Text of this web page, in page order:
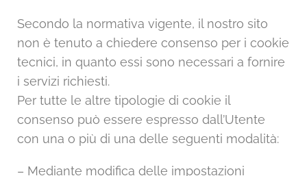
Secondo la normativa vigente, il nostro sito
non è tenuto a chiedere consenso per i cookie
tecnici, in quanto essi sono necessari a fornire
i servizi richiesti.
Per tutte le altre tipologie di cookie il
consenso può essere espresso dall’Utente
con una o più di una delle seguenti modalità:
– Mediante modifica delle impostazioni